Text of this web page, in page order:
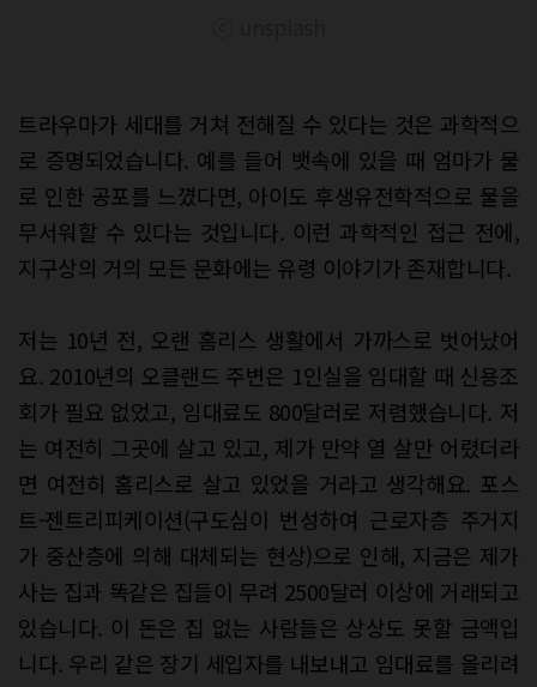
트라우마가 세대를 거쳐 전해질 수 있다는 것은 과학적으
로 증명되었습니다. 예를 들어 뱃속에 있을 때 엄마가 물
로 인한 공포를 느꼈다면, 아이도 후생유전학적으로 물을
무서워할 수 있다는 것입니다. 이런 과학적인 접근 전에,
지구상의 거의 모든 문화에는 유령 이야기가 존재합니다.
저는 10년 전, 오랜 홈리스 생활에서 가까스로 벗어났어
요. 2010년의 오클랜드 주변은 1인실을 임대할 때 신용조
회가 필요 없었고, 임대료도 800달러로 저렴했습니다. 저
는 여전히 그곳에 살고 있고, 제가 만약 열 살만 어렸더라
면 여전히 홈리스로 살고 있었을 거라고 생각해요. 포스
트-젠트리피케이션(구도심이 번성하여 근로자층 주거지
가 중산층에 의해 대체되는 현상)으로 인해, 지금은 제가
사는 집과 똑같은 집들이 무려 2500달러 이상에 거래되고
있습니다. 이 돈은 집 없는 사람들은 상상도 못할 금액입
니다. 우리 같은 장기 세입자를 내보내고 임대료를 올리려